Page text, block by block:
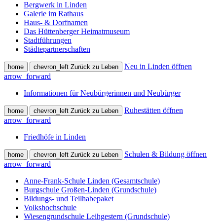
Bergwerk in Linden
Galerie im Rathaus
Haus- & Dorfnamen
Das Hüttenberger Heimatmuseum
Stadtführungen
Städtepartnerschaften
home chevron_left Zurück zu Leben
Neu in Linden öffnen
arrow_forward
Informationen für Neubürgerinnen und Neubürger
home chevron_left Zurück zu Leben
Ruhestätten öffnen
arrow_forward
Friedhöfe in Linden
home chevron_left Zurück zu Leben
Schulen & Bildung öffnen
arrow_forward
Anne-Frank-Schule Linden (Gesamtschule)
Burgschule Großen-Linden (Grundschule)
Bildungs- und Teilhabepaket
Volkshochschule
Wiesengrundschule Leihgestern (Grundschule)